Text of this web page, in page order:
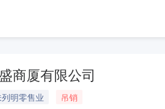
商厦有限公司
明零售业
吊销